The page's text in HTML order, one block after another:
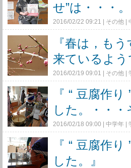
せ”は・・・。
2016/02/22 09:21 その他
コメント(0)
『春は，も
来ているよう
2016/02/19 09:01 その他
『 “ 豆腐作り
した。・・・
2016/02/18 09:00 中学年
『 “ 豆腐作り
した。』